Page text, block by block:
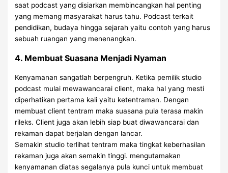
saat podcast yang disiarkan membincangkan hal penting
yang memang masyarakat harus tahu. Podcast terkait
pendidikan, budaya hingga sejarah yaitu contoh yang harus
sebuah ruangan yang menenangkan.
4. Membuat Suasana Menjadi Nyaman
Kenyamanan sangatlah berpengruh. Ketika pemilik studio
podcast mulai mewawancarai client, maka hal yang mesti
diperhatikan pertama kali yaitu ketentraman. Dengan
membuat client tentram maka suasana pula terasa makin
rileks. Client juga akan lebih siap buat diwawancarai dan
rekaman dapat berjalan dengan lancar.
Semakin studio terlihat tentram maka tingkat keberhasilan
rekaman juga akan semakin tinggi. mengutamakan
kenyamanan diatas segalanya pula kunci untuk membuat